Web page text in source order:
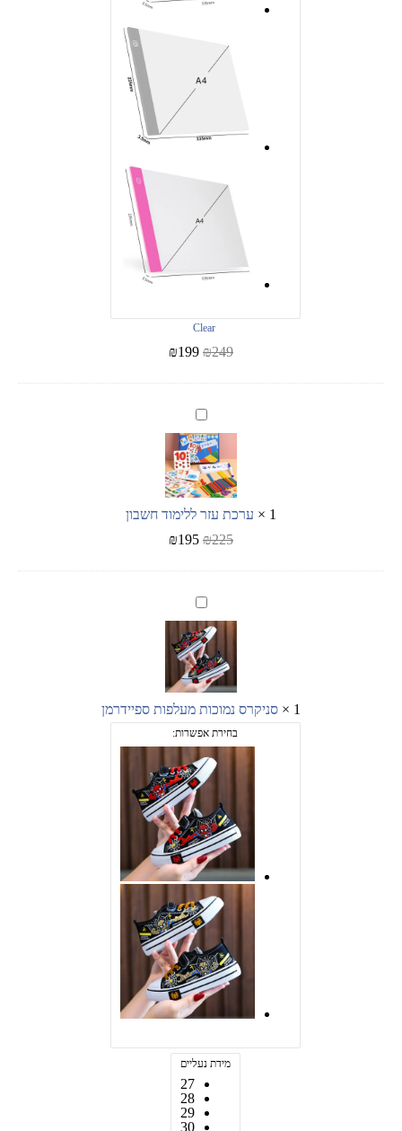
Clear
₪249
₪199
ערכת
עזר
ללימוד
חשבון
1
× ערכת עזר ללימוד חשבון
₪225
₪195
סניקרס
נמוכות
מעלפות
ספיידרמן
1
× סניקרס נמוכות מעלפות ספיידרמן
בחירת אפשרות:
מידת נעליים
27
28
29
30